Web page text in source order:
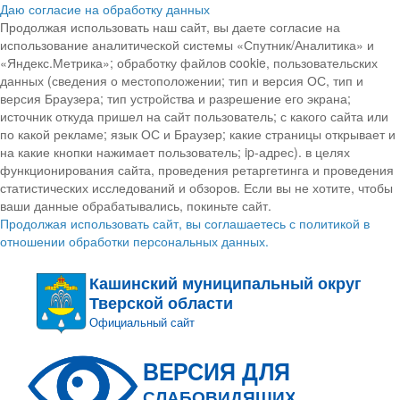
Даю согласие на обработку данных
Продолжая использовать наш сайт, вы даете согласие на
использование аналитической системы «Спутник/Аналитика» и
«Яндекс.Метрика»; обработку файлов cookie, пользовательских
данных (сведения о местоположении; тип и версия ОС, тип и
версия Браузера; тип устройства и разрешение его экрана;
источник откуда пришел на сайт пользователь; с какого сайта или
по какой рекламе; язык ОС и Браузер; какие страницы открывает и
на какие кнопки нажимает пользователь; ip-адрес). в целях
функционирования сайта, проведения ретаргетинга и проведения
статистических исследований и обзоров. Если вы не хотите, чтобы
ваши данные обрабатывались, покиньте сайт.
Продолжая использовать сайт, вы соглашаетесь с политикой в
отношении обработки персональных данных.